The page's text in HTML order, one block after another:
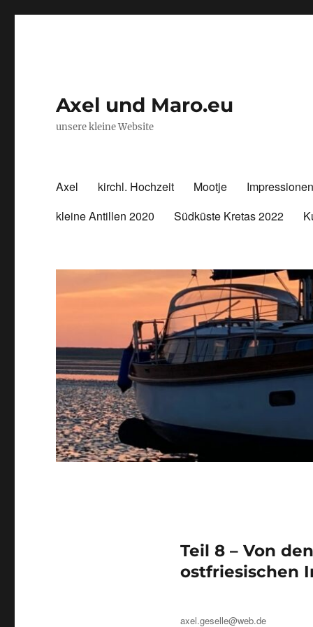
Axel und Maro.eu
unsere kleine Website
Axel kirchl. Hochzeit Mootje
kleine Antillen 2020
Südküste Kretas 2022
Teil 8 – Von
ostfriesischen
Autor
axel.geselle@web.de